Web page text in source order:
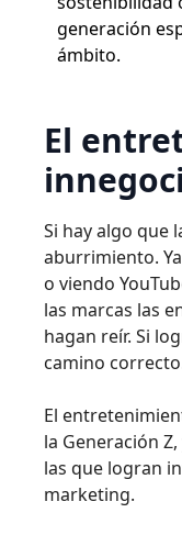
generación
ámbito.
El
Si hay algo que
aburrimiento.
o viendo
las marcas las
hagan reír. Si
camino
El
la Generación
las que logran
marketing.